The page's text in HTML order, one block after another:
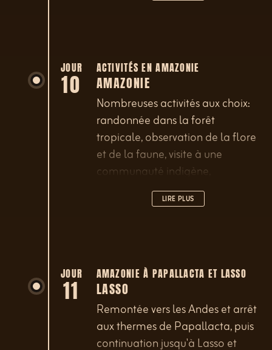
JOUR
10
ACTIVITÉS EN AMAZONIE
AMAZONIE
Nombreuses activités aux choix:
randonnée dans la forêt
tropicale, observation de la flore
et de la faune, visite à une
communauté indigène,
excursions en pirogue, détente...
LIRE PLUS
JOUR
11
AMAZONIE À PAPALLACTA ET LASSO
LASSO
Remontée vers les Andes et arrêt
aux thermes de Papallacta, puis
continuation jusqu'à Lasso et